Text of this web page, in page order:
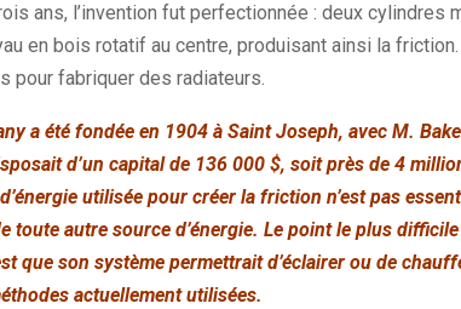
ans, l’invention fut perfectionnée : deux cylindres
en bois rotatif au centre, produisant ainsi la
pour fabriquer des radiateurs.
a été fondée en 1904 à Saint Joseph, avec M.
d’un capital de 136 000 $, soit près de 4
utilisée pour créer la friction n’est pas
toute autre source d’énergie. Le point le plus
que son système permettrait d’éclairer ou de
actuellement utilisées.